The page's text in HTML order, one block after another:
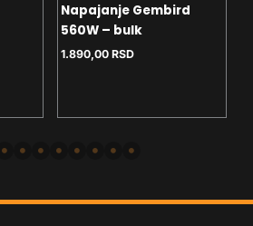
80+
Napajanje Gembird
560W – bulk
1.890,00 RSD